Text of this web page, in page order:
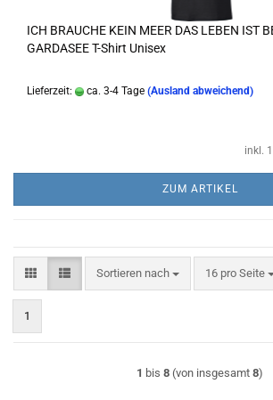
ICH BRAUCHE KEIN MEER DAS LEBEN IST
GARDASEE T-Shirt Unisex
Lieferzeit: ca. 3-4 Tage (Ausland abweichend)
inkl.
ZUM ARTIKEL
Sortieren nach
Sortieren nach 16 pro Seite
pro Seite
1
1 bis 8 (von insgesamt 8)